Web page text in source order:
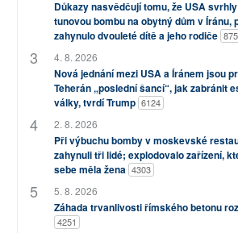
Důkazy nasvědčují tomu, že USA
tunovou bombu na obytný dům v Íránu,
zahynulo dvouleté dítě a jeho rodiče
4. 8. 2026
Nová jednání mezi USA a Íránem jsou
Teherán „poslední šancí“, jak zabránit
války, tvrdí Trump 6124
2. 8. 2026
Při výbuchu bomby v moskevské
zahynuli tři lidé; explodovalo zařízení,
sebe měla žena 4303
5. 8. 2026
Záhada trvanlivosti římského betonu
4251